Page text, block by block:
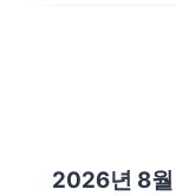
2026년 8